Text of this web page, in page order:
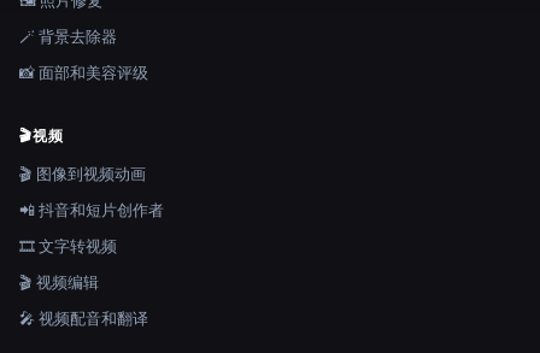
🪄 背景去除器
📸 面部和美容评级
🎬视频
🎬 图像到视频动画
📲 抖音和短片创作者
🎞️ 文字转视频
🎬 视频编辑
🎤 视频配音和翻译